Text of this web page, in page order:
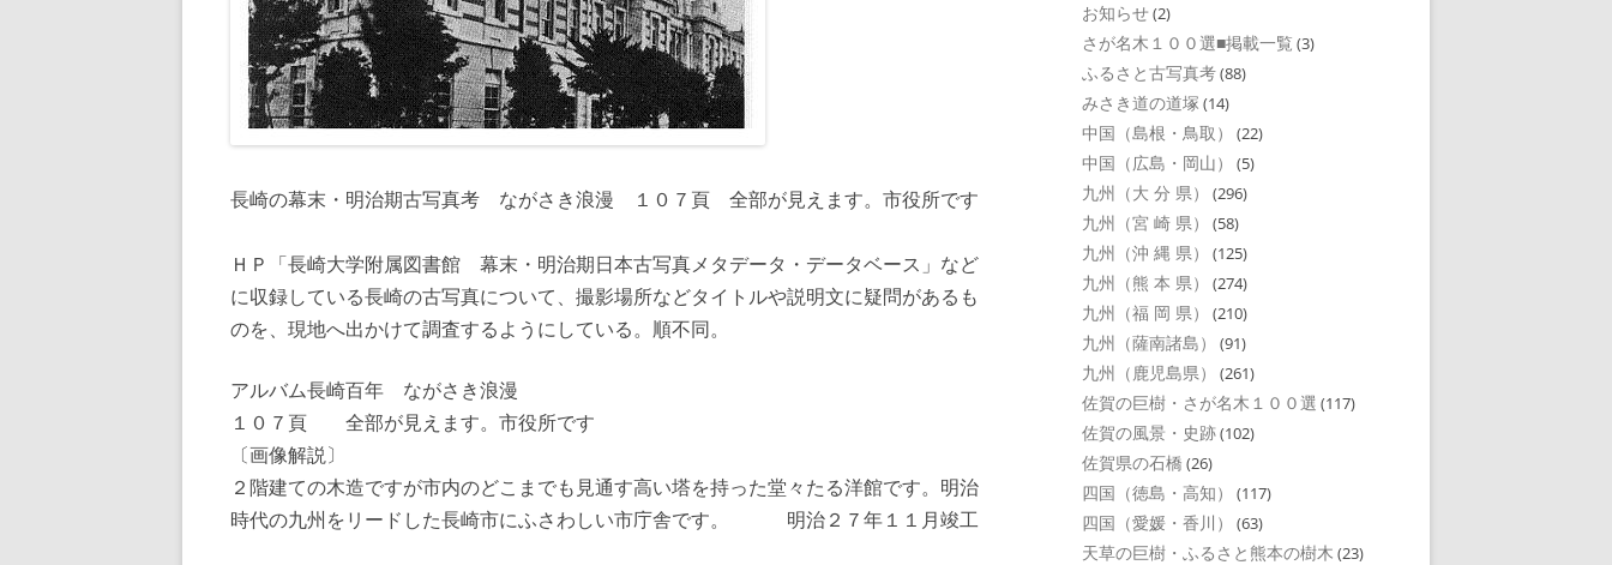
長崎の幕末・明治期古写真考 ながさき浪漫 １０７頁 全部が見えます。市役所です
ＨＰ「長崎大学附属図書館 幕末・明治期日本古写真メタデータ・データベース」など
に収録している長崎の古写真について、撮影場所などタイトルや説明文に疑問があるも
のを、現地へ出かけて調査するようにしている。順不同。
アルバム長崎百年 ながさき浪漫
１０７頁 全部が見えます。市役所です
〔画像解説〕
２階建ての木造ですが市内のどこまでも見通す高い塔を持った堂々たる洋館です。明治
時代の九州をリードした長崎市にふさわしい市庁舎です。 明治２７年１１月竣工
お知らせ(2)
さが名木１００選■掲載一覧 (3)
ふるさと古写真考(88)
みさき道の道塚 (14)
中国（島根・鳥取） (22)
中国（広島・岡山） (5)
九州（大 分 県） (296)
九州（宮 崎 県） (58)
九州（沖 縄 県） (125)
九州（熊 本 県） (274)
九州（福 岡 県） (210)
九州（薩南諸島） (91)
九州（鹿児島県） (261)
佐賀の巨樹・さが名木１００選 (117)
佐賀の風景・史跡(102)
佐賀県の石橋 (26)
四国（徳島・高知） (117)
四国（愛媛・香川） (63)
天草の巨樹・ふるさと熊本の樹木 (23)